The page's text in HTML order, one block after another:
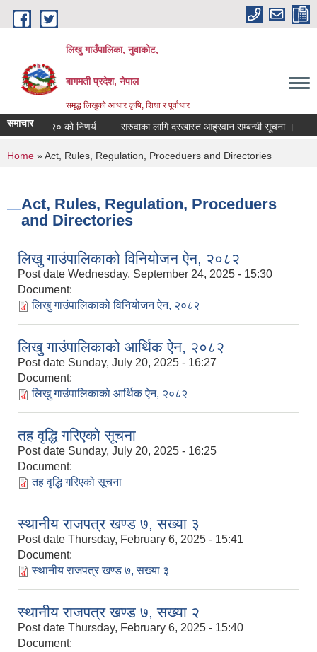
Skip to main content
लिखु गाउँपालिका, नुवाकोट,
बागमती प्रदेश, नेपाल
समृद्ध लिखुको आधार कृषि, शिक्षा र पूर्वाधार
समाचार को निणर्य सरुवाका लागि दरखास्त आह्रवान सम्बन्धी सूचना ।
You are here
Home » Act, Rules, Regulation, Proceduers and Directories
Act, Rules, Regulation, Proceduers
and Directories
लिखु गाउंपालिकाको विनियोजन ऐन, २०८२
Post date Wednesday, September 24, 2025 - 15:30
Document:
लिखु गाउंपालिकाको विनियोजन ऐन, २०८२
लिखु गाउंपालिकाको आर्थिक ऐन, २०८२
Post date Sunday, July 20, 2025 - 16:27
Document:
लिखु गाउंपालिकाको आर्थिक ऐन, २०८२
तह वृद्धि गरिएको सूचना
Post date Sunday, July 20, 2025 - 16:25
Document:
तह वृद्धि गरिएको सूचना
स्थानीय राजपत्र खण्ड ७, सख्या ३
Post date Thursday, February 6, 2025 - 15:41
Document:
स्थानीय राजपत्र खण्ड ७, सख्या ३
स्थानीय राजपत्र खण्ड ७, सख्या २
Post date Thursday, February 6, 2025 - 15:40
Document: